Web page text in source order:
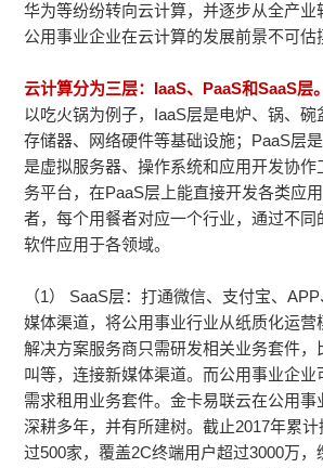
华为等纷纷转向云计算，并逐步从全产业
公用事业企业在云计算的发展前景不可估
云计算分为三层：IaaS、PaaS和SaaS层。
以吃火锅为例子，IaaS层是电炉、锅、碗
存储器、网络硬件等基础设施；PaaS层
是虚拟服务器、操作系统和应用开发协作
务平台，在PaaS层上能直接开发各类应
者，每个用餐者对应一个行业，通过不同
软件应用于各领域。
（1） SaaS层：打通微信、支付宝、
媒体渠道，将公用事业行业从纸质化运营
解决方案服务商只需研发相关业务套件，
叫等，连接新媒体渠道。而公用事业企业
需求租用业务套件。金卡易联云在公用事
深耕多年，并有所建树。截止2017年累
过500家，覆盖2C终端用户超过3000万，